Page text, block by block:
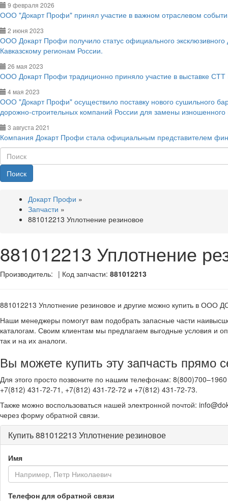
9 февраля 2026
ООО "Докарт Профи" принял участие в важном отраслевом
2 июня 2023
ООО Докарт Профи получило статус официального
Кавказскому регионам России.
26 мая 2023
ООО Докарт Профи традиционно приняло участие в выставке СТТ
4 мая 2023
ООО "Докарт Профи" осуществило поставку нового сушильного
дорожно-строительных компаний России для замены
3 августа 2021
Компания Докарт Профи стала официальным представителем
Поиск
Докарт Профи »
Запчасти »
881012213 Уплотнение резиновое
881012213 Уплотнение
Производитель: | Код запчасти: 881012213
881012213 Уплотнение резиновое и другие можно купить в ООО
Наши менеджеры помогут вам подобрать запасные части
каталогам. Своим клиентам мы предлагаем выгодные условия и
так и на их аналоги.
Вы можете купить эту запчасть прямо
Для этого просто позвоните по нашим телефонам:
+7(812) 431-72-71, +7(812) 431-72-72 и +7(812) 431-72-73.
Также можно воспользоваться нашей электронной почтой:
через форму обратной связи.
Купить 881012213 Уплотнение резиновое
Имя
Телефон для обратной связи